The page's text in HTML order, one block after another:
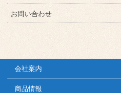
お問い合わせ
会社案内
商品情報